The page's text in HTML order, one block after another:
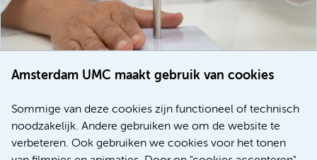
Amsterdam UMC maakt gebruik van cookies
Sommige van deze cookies zijn functioneel of technisch
noodzakelijk. Andere gebruiken we om de website te
verbeteren. Ook gebruiken we cookies voor het tonen
voor patiënten met alvleesklierkanker verbeteren